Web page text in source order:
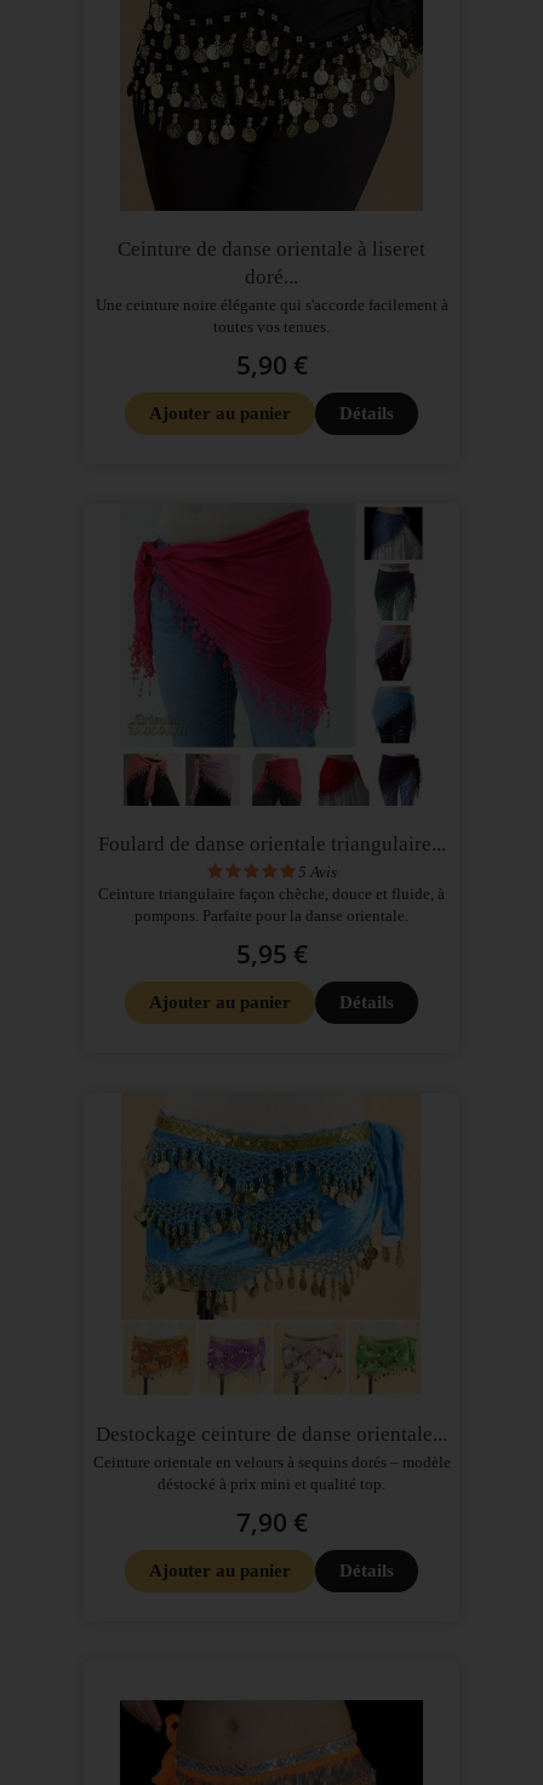
Ceinture de danse orientale à liseret
doré...
Une ceinture noire élégante qui s'accorde facilement à
toutes vos tenues.
5,90 €
Ajouter au panier Détails
Foulard de danse orientale triangulaire...
5 Avis
Ceinture triangulaire façon chèche, douce et fluide, à
pompons. Parfaite pour la danse orientale.
5,95 €
Ajouter au panier Détails
Destockage ceinture de danse orientale...
Ceinture orientale en velours à sequins dorés – modèle
déstocké à prix mini et qualité top.
7,90 €
Ajouter au panier Détails